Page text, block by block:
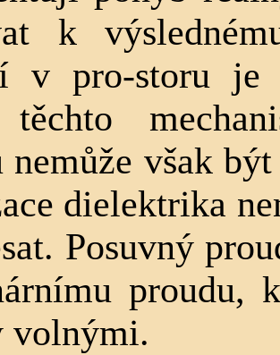
k
v pro-storu je
nemůže však
dielektrika
Posuvný
volnými.